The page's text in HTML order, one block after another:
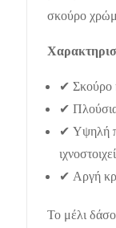
σκούρο
✔ Σκούρο
✔
✔ Υψηλή
✔ Αργή
Το μέλι